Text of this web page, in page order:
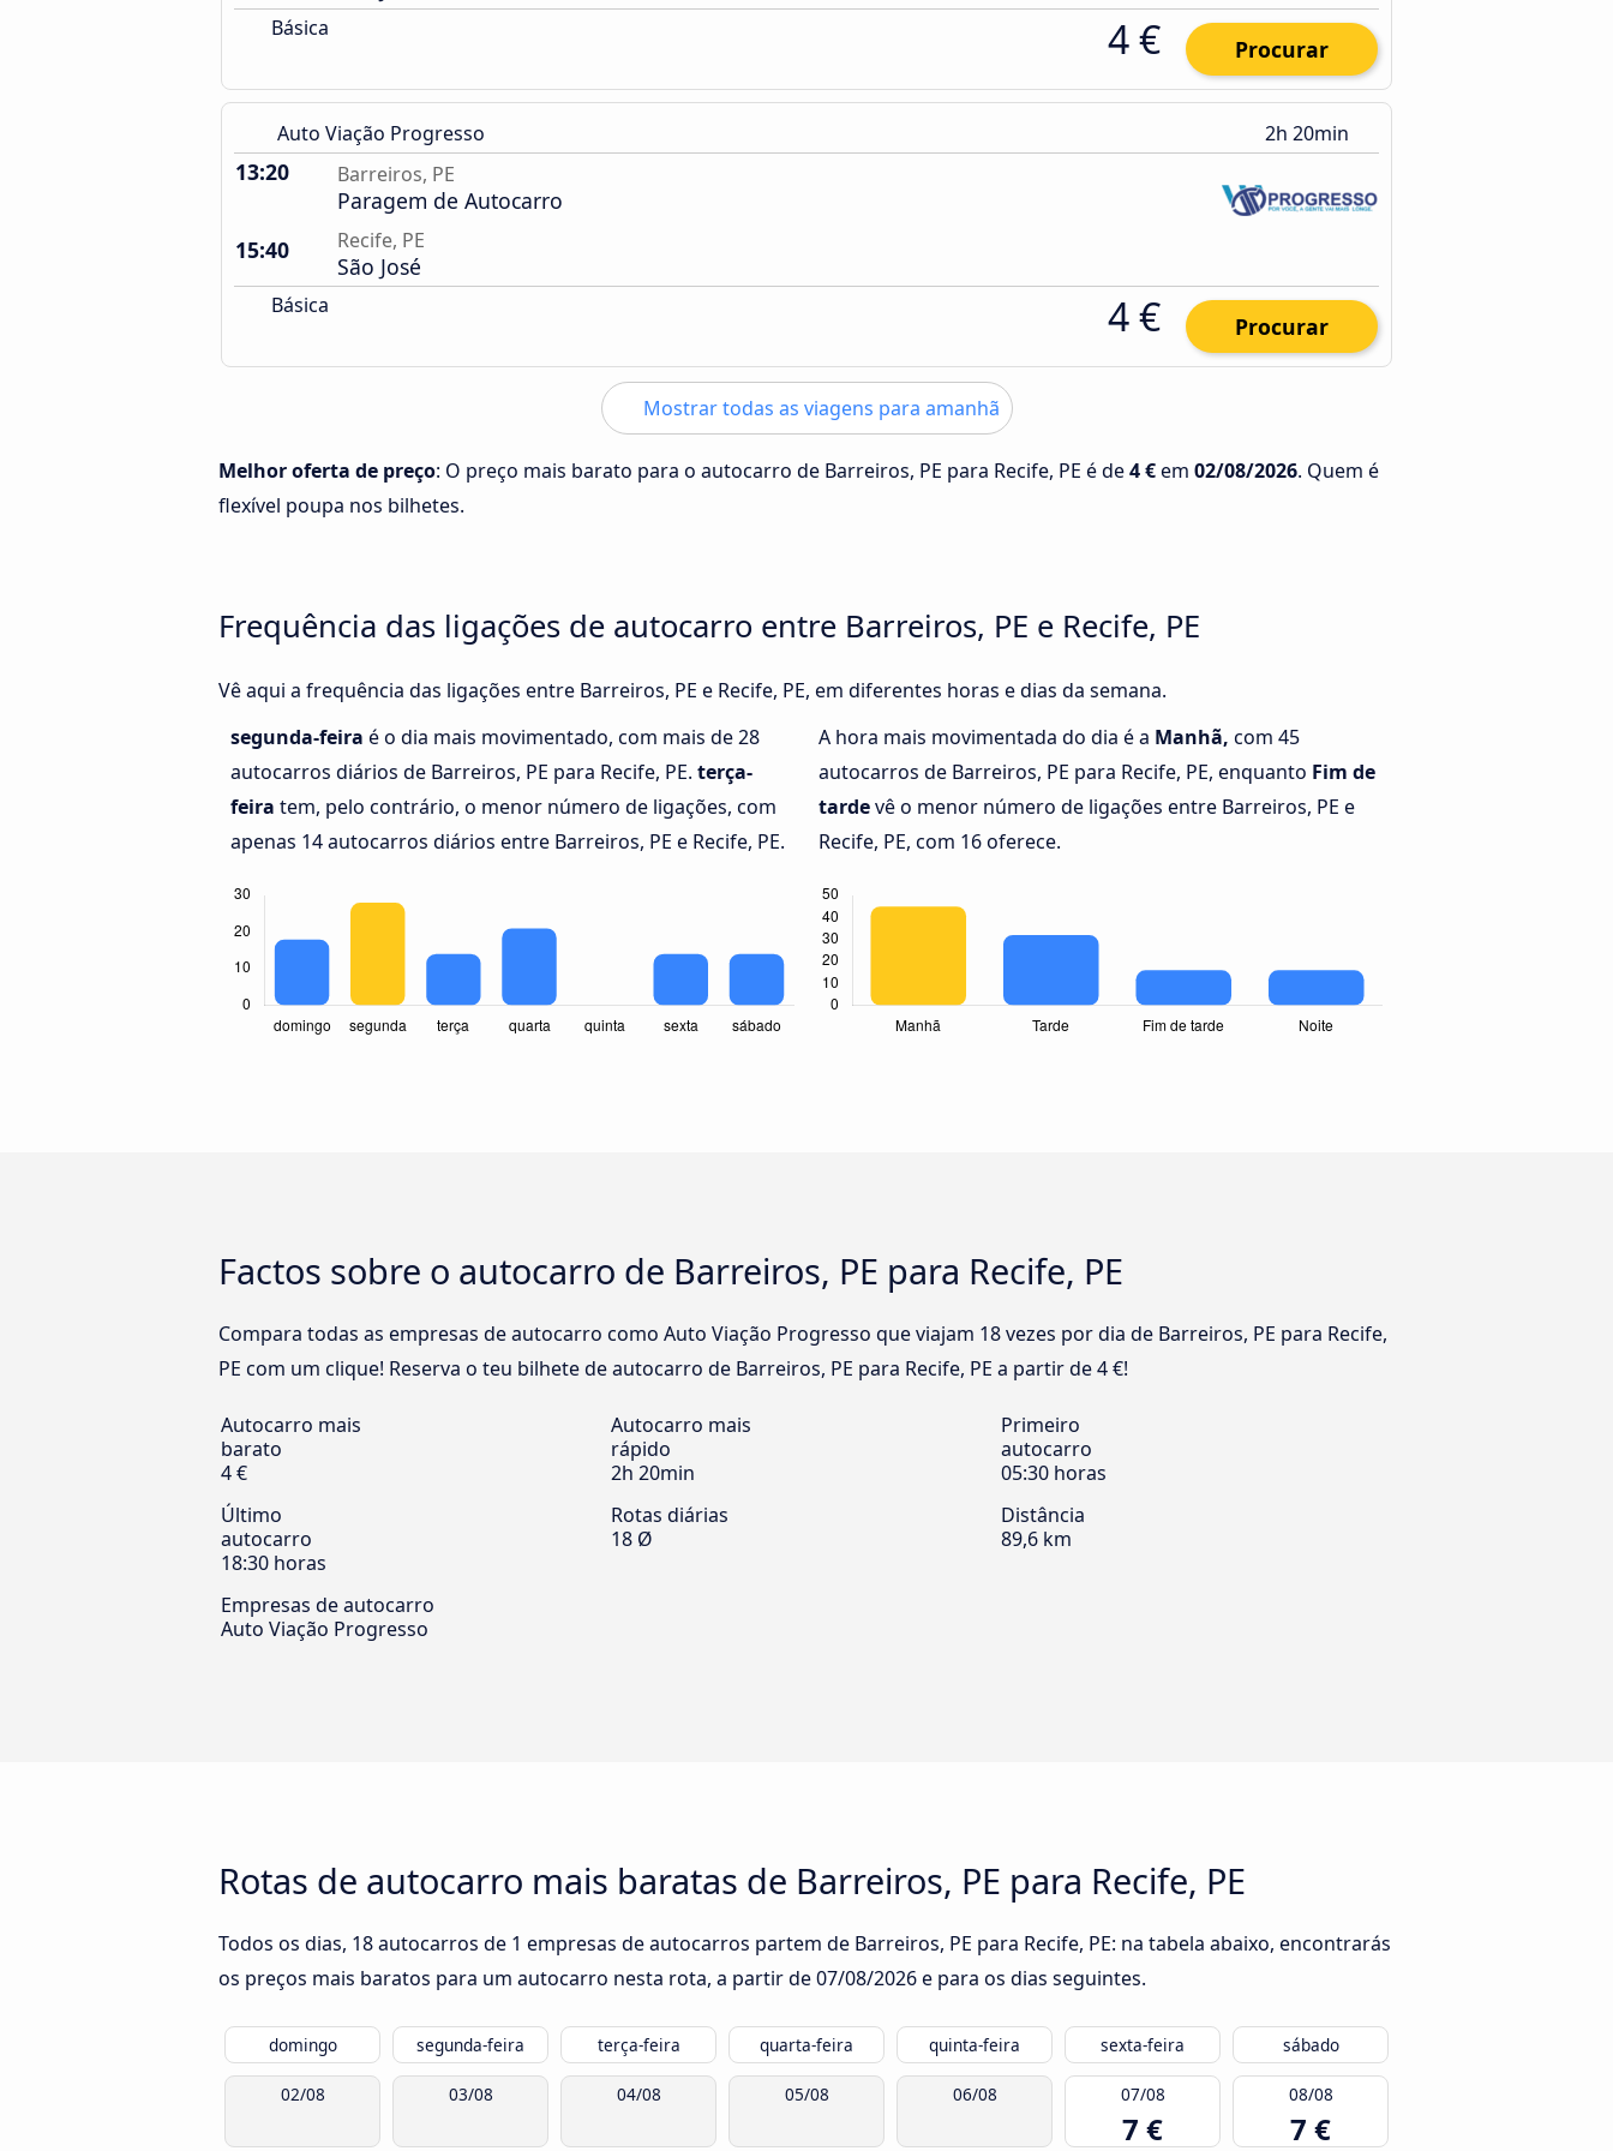
Básica 4 € Procurar
Auto Viação Progresso 2h 20min
13:20 Barreiros, PE
Paragem de Autocarro
15:40
Recife, PE
São José
Básica 4 € Procurar
Mostrar todas as viagens para amanhã
Melhor oferta de preço: O preço mais barato para o autocarro de Barreiros, PE para Recife, PE é de4 €em 02/08/2026. Quem é
flexível poupa nos bilhetes.
Frequência das ligações de autocarro entre Barreiros, PE e Recife, PE
Vê aqui a frequência das ligações entre Barreiros, PE e Recife, PE, em diferentes horas e dias da semana.
segunda-feira é o dia mais movimentado, com mais de 28
autocarros diários de Barreiros, PE para Recife, PE. terça-
feira tem, pelo contrário, o menor número de ligações, com
apenas 14 autocarros diários entre Barreiros, PE e Recife, PE.
A hora mais movimentada do dia é a Manhã, com 45
autocarros de Barreiros, PE para Recife, PE, enquanto Fim de
tardevê o menor número de ligações entre Barreiros, PE e
Recife, PE, com 16 oferece.
Factos sobre o autocarro de Barreiros, PE para Recife, PE
Compara todas as empresas de autocarro como Auto Viação Progresso que viajam 18 vezes por dia de Barreiros, PE para Recife,
PE com um clique! Reserva o teu bilhete de autocarro de Barreiros, PE para Recife, PE a partir de 4 €!
Autocarro mais
barato
4 €
Autocarro mais
rápido
2h 20min
Primeiro
autocarro
05:30 horas
Último
autocarro
18:30 horas
Rotas diárias
18 Ø
Distância
89,6 km
Empresas de autocarro
Auto Viação Progresso
Rotas de autocarro mais baratas de Barreiros, PE para Recife, PE
Todos os dias, 18 autocarros de 1 empresas de autocarros partem de Barreiros, PE para Recife, PE: na tabela abaixo, encontrarás
os preços mais baratos para um autocarro nesta rota, a partir de07/08/2026e para os dias seguintes.
domingo segunda-feira terça-feira quarta-feira quinta-feira sexta-feira sábado
02/08 03/08 04/08 05/08 06/08 07/08
7 €
08/08
7 €